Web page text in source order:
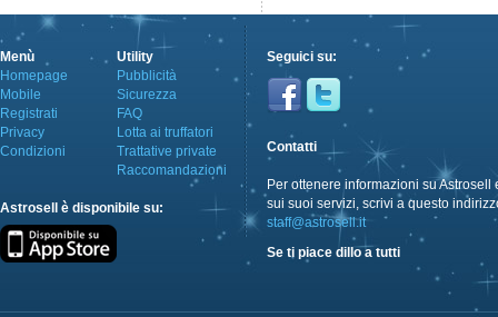
Menù
Homepage
Mobile
Registrati
Privacy
Condizioni
Utility
Pubblicità
Sicurezza
FAQ
Lotta ai truffatori
Trattative private
Raccomandazioni
Astrosell è disponibile su:
Seguici su:
Contatti
Per ottenere informazioni su Astrosell
sui suoi servizi, scrivi a questo
staff@astrosell.it
Se ti piace dillo a tutti